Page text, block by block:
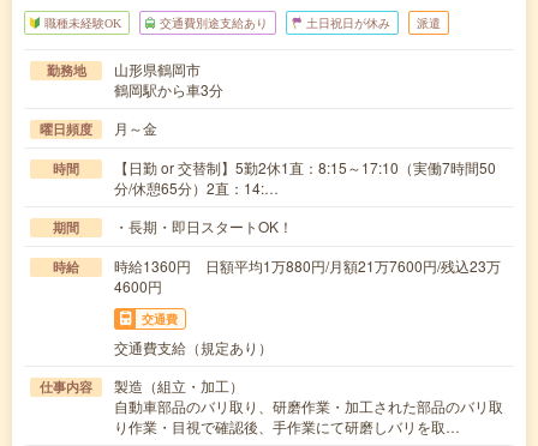
職種未経験OK 交通費別途支給あり 土日祝日が休み 派遣
勤務地
山形県鶴岡市
鶴岡駅から車3分
曜日頻度 月～金
時間
【日勤 or 交替制】5勤2休1直：8:15～17:10（実働7時間50
分/休憩65分）2直：14:…
期間 ・長期・即日スタートOK！
時給
時給1360円 日額平均1万880円/月額21万7600円/残込23万
4600円
交通費
交通費支給（規定あり）
仕事内容
製造（組立・加工）
自動車部品のバリ取り、研磨作業・加工された部品のバリ取
り作業・目視で確認後、手作業にて研磨しバリを取…